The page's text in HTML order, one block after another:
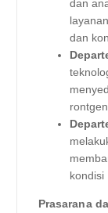
dan
dan
kondisi
Prasarana